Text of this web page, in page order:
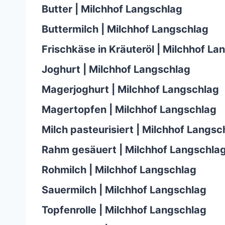
Butter | Milchhof Langschlag
Buttermilch | Milchhof Langschlag
Frischkäse in Kräuteröl | Milchhof
Joghurt | Milchhof Langschlag
Magerjoghurt | Milchhof Langschlag
Magertopfen | Milchhof Langschlag
Milch pasteurisiert | Milchhof
Rahm gesäuert | Milchhof
Rohmilch | Milchhof Langschlag
Sauermilch | Milchhof Langschlag
Topfenrolle | Milchhof Langschlag